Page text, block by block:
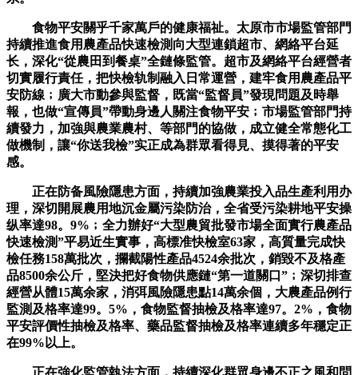
食物平安關乎千家萬戶的健康福祉。太原市市場監管部門
持續推進食用農產品快速檢測向大型連鎖超市、網絡平台延
长，深化“從農田到餐桌”全鏈條監管。超市及網絡平台經營者
切實履行責任，把快檢轨制融入日常運營，建牢食用農產品平
安防線﹔廣大市動參與監督，既當“監督員”發現問題及時舉
報，也做“宣傳員”帶動身邊人關注食物平安﹔市場監管部門持
續發力，加強與農業農村、等部門的協做，成立健全常態化工
做機制，讓“你送我檢”实正成為群眾看得見、摸得著的平安
感。
正在防备風險隱患方面，持續加強農業投入品生產利用办
理，深切開展農用地沉金屬污染防治，全省受污染耕地平安操
纵率達98。9%﹔全力辦好“大型農貿批發市場全面實行農產品
快速檢測”平易近生實事，高標准快檢室63家，高質量完成快
檢任務158萬批次，攔截陽性產品4524余批次，銷毀不及格產
品8500余公斤，堅決把好食物供應鏈“第一道關口”﹔深切排查
經營从體15萬余家，消弭風險隱患點14萬余個，大農產品例行
監測及格率達99。5%，食物監督抽檢及格率達97。2%，食物
平安評價性抽檢及格率、藥品監督抽檢及格率連續多年穩定正
在99%以上。
正在強化監管執法方面，持續深化群眾身邊不正之風和問